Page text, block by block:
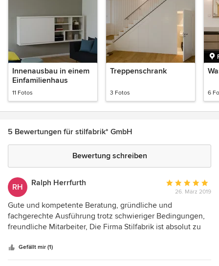
Innenausbau in einem
Einfamilienhaus
11 Fotos
Treppenschrank
3 Fotos 6
5 Bewertungen für stilfabrik* GmbH
Bewertung schreiben
RH Ralph Herrfurth
Bewertung:
5
von
5
26. März 2019
Gute und kompetente Beratung, gründliche und
fachgerechte Ausführung trotz schwieriger Bedingungen,
freundliche Mitarbeiter, Die Firma Stilfabrik ist absolut zu
Gefällt mir (1)